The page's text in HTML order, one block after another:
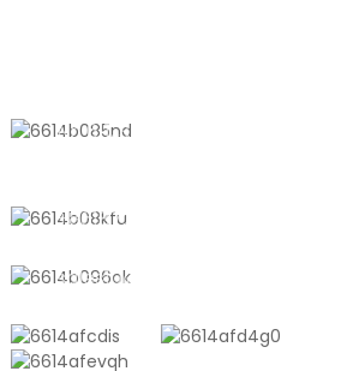
Nr. 611, Shantong Road, Shanyang
+8618721958798
sales10@shtangke.com